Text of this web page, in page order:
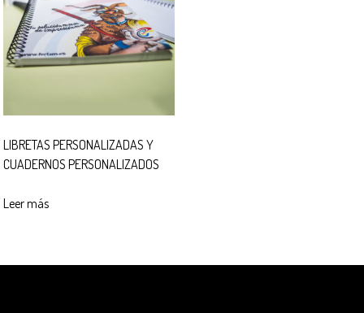
LIBRETAS PERSONALIZADAS Y
CUADERNOS PERSONALIZADOS
Leer más